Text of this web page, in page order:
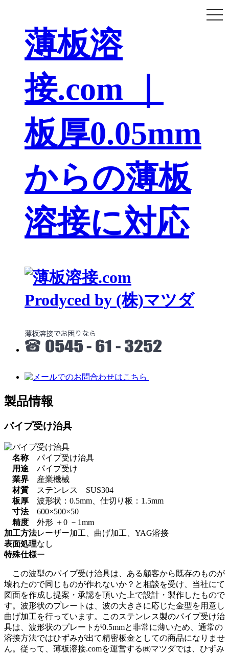
薄板溶
接.com ｜
板厚0.05mm
からの薄板
溶接に対応
Prodyced by (株)マツダ
製品情報
パイプ受け治具
名称
パイプ受け治具
用途
パイプ受け
業界
産業機械
材質
ステンレス SUS304
板厚
波形状：0.5mm、仕切り板：1.5mm
寸法
600×500×50
精度
外形 ＋0 －1mm
加工方法レーザー加工、曲げ加工、YAG溶接
表面処理なし
特殊仕様ー
この波型のパイプ受け治具は、ある顧客から既存のものが
壊れたので同じものが作れないか？と相談を受け、当社にて
図面を作成し提案・承認を頂いた上で設計・製作したもので
す。波形状のプレートは、波の大きさに応じた金型を用意し
曲げ加工を行っています。このステンレス製のパイプ受け治
具は、波形状のプレートが0.5mmと非常に薄いため、通常の
溶接方法ではひずみが出て精密板金としての商品になりませ
ん。従って、薄板溶接.comを運営する㈱マツダでは、ひずみ